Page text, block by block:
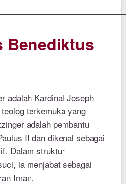
Benediktus
adalah Kardinal Joseph
terkemuka yang
adalah pembantu
II dan dikenal sebagai
Dalam struktur
ia menjabat sebagai
Iman.